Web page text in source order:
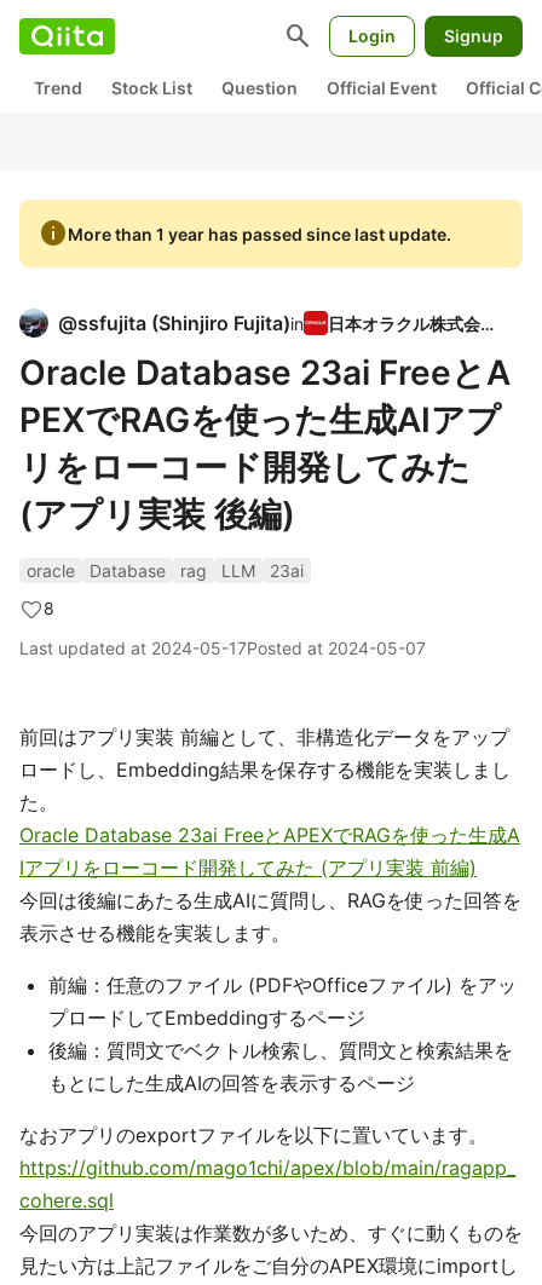
search Login Signup
Trend Stock List Question Official Event Official
infoMore than 1 year has passed since last update.
@ssfujita (Shinjiro Fujita)in 日本オラクル株式会社
Oracle Database 23ai FreeとA
PEXでRAGを使った生成AIアプ
リをローコード開発してみた
(アプリ実装 後編)
oracle Database rag LLM
23ai
8
Last updated at 2024-05-17Posted at 2024-05-07
前回はアプリ実装 前編として、非構造化データをアップ
ロードし、Embedding結果を保存する機能を実装しまし
た。
Oracle Database 23ai FreeとAPEXでRAGを使った生成A
Iアプリをローコード開発してみた (アプリ実装 前編)
今回は後編にあたる生成AIに質問し、RAGを使った回答を
表示させる機能を実装します。
前編：任意のファイル (PDFやOfficeファイル) をアッ
プロードしてEmbeddingするページ
後編：質問文でベクトル検索し、質問文と検索結果を
もとにした生成AIの回答を表示するページ
なおアプリのexportファイルを以下に置いています。
https://github.com/mago1chi/apex/blob/main/ragapp_
cohere.sql
今回のアプリ実装は作業数が多いため、すぐに動くものを
見たい方は上記ファイルをご自分のAPEX環境にimportし